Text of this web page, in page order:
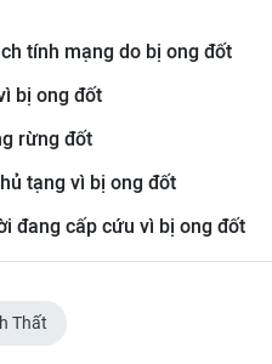
tính mạng do bị ong đốt
bị ong đốt
rừng đốt
tạng vì bị ong đốt
đang cấp cứu vì bị ong đốt
Thất